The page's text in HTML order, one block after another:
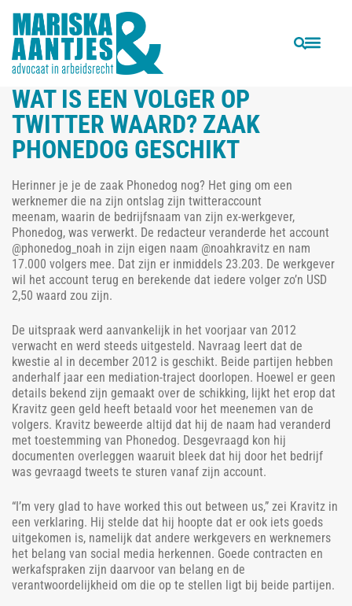
VORIGE VOLGENDE
WAT IS EEN VOLGER OP
TWITTER WAARD? ZAAK
PHONEDOG GESCHIKT
Herinner je je de zaak Phonedog nog? Het ging om een
werknemer die na zijn ontslag zijn twitteraccount
meenam, waarin de bedrijfsnaam van zijn ex-werkgever,
Phonedog, was verwerkt. De redacteur veranderde het account
@phonedog_noah in zijn eigen naam @noahkravitz en nam
17.000 volgers mee. Dat zijn er inmiddels 23.203. De werkgever
wil het account terug en berekende dat iedere volger zo’n USD
2,50 waard zou zijn.
De uitspraak werd aanvankelijk in het voorjaar van 2012
verwacht en werd steeds uitgesteld. Navraag leert dat de
kwestie al in december 2012 is geschikt. Beide partijen hebben
anderhalf jaar een mediation-traject doorlopen. Hoewel er geen
details bekend zijn gemaakt over de schikking, lijkt het erop dat
Kravitz geen geld heeft betaald voor het meenemen van de
volgers. Kravitz beweerde altijd dat hij de naam had veranderd
met toestemming van Phonedog. Desgevraagd kon hij
documenten overleggen waaruit bleek dat hij door het bedrijf
was gevraagd tweets te sturen vanaf zijn account.
“I’m very glad to have worked this out between us,” zei Kravitz in
een verklaring. Hij stelde dat hij hoopte dat er ook iets goeds
uitgekomen is, namelijk dat andere werkgevers en werknemers
het belang van social media herkennen. Goede contracten en
werkafspraken zijn daarvoor van belang en de
verantwoordelijkheid om die op te stellen ligt bij beide partijen.